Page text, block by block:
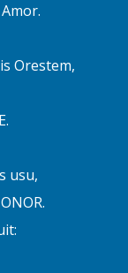
Orestem,
usu,